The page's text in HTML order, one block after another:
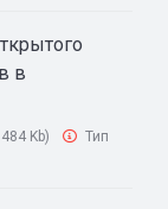
в
Kb)
Тип